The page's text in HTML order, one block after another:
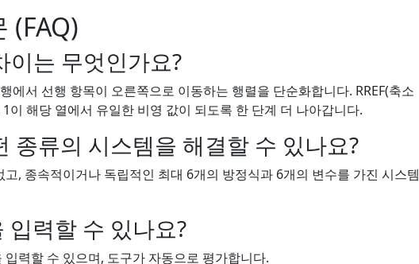
(FAQ)
이는 무엇인가요?
에서 선행 항목이 오른쪽으로 이동하는 행렬을 단순화합니다. RREF(축소
이 해당 열에서 유일한 비영 값이 되도록 한 단계 더 나아갑니다.
종류의 시스템을 해결할 수 있나요?
, 종속적이거나 독립적인 최대 6개의 방정식과 6개의 변수를 가진 시스템
입력할 수 있나요?
입력할 수 있으며, 도구가 자동으로 평가합니다.